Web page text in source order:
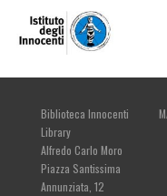
Biblioteca Innocenti
Library
Alfredo Carlo Moro
Piazza Santissima
Annunziata, 12